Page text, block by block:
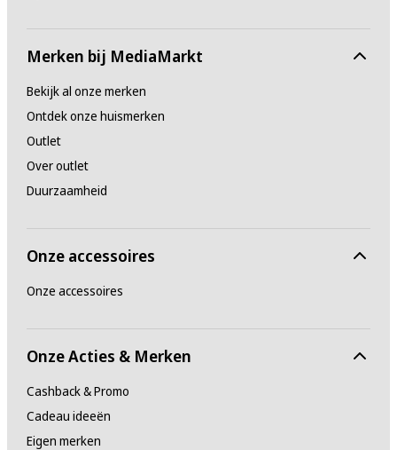
Merken bij MediaMarkt
Bekijk al onze merken
Ontdek onze huismerken
Outlet
Over outlet
Duurzaamheid
Onze accessoires
Onze accessoires
Onze Acties & Merken
Cashback & Promo
Cadeau ideeën
Eigen merken